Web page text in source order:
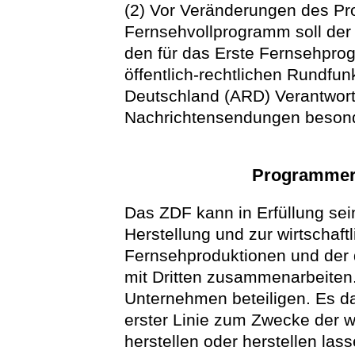
(2) Vor Veränderungen des
Fernsehvollprogramm soll
den für das Erste
öffentlich-rechtlichen
Deutschland (ARD)
Nachrichtensendungen
Das ZDF kann in Erfüllung
Herstellung und zur
Fernsehproduktionen und
mit Dritten
Unternehmen beteiligen. Es
erster Linie zum Zwecke der
herstellen oder herstellen